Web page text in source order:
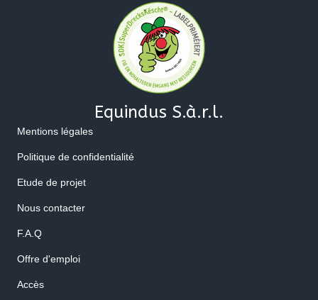
Equindus S.à.r.l.
Mentions légales
Politique de confidentialité
Etude de projet
Nous contacter
F.A.Q
Offre d'emploi
Accès